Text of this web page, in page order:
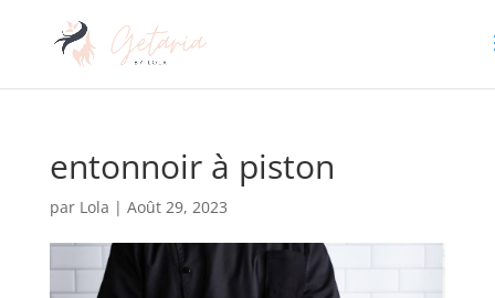
entonnoir à piston
par Lola | Août 29, 2023